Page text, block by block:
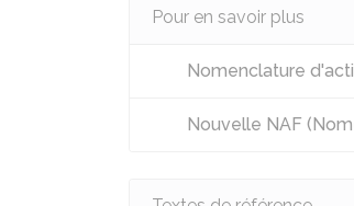
Pour en savoir plus
Nomenclature
Nouvelle NAF